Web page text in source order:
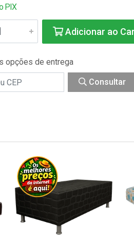
PIX
Adicionar ao
opções de entrega
Consultar